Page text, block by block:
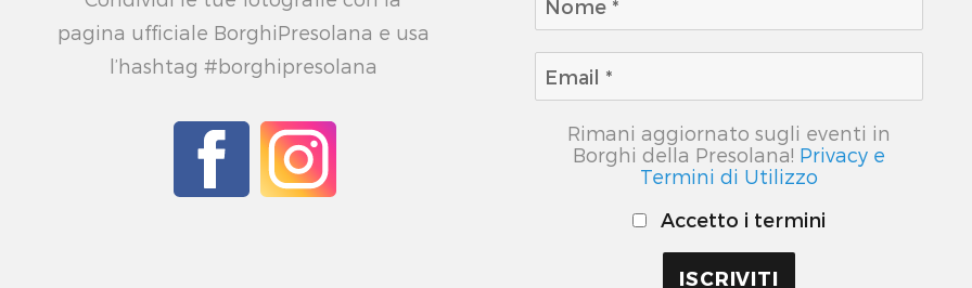
pagina ufficiale BorghiPresolana e usa
l’hashtag #borghipresolana
Rimani aggiornato sugli eventi in
Borghi della Presolana! Privacy e
Termini di Utilizzo
Accetto i termini